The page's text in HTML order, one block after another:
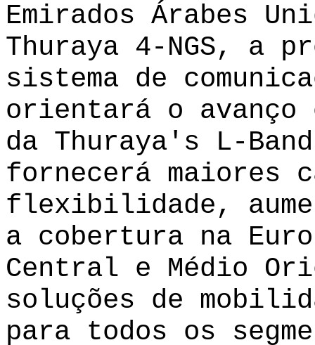
Emirados Árabes
Thuraya 4-NGS, a
sistema de
orientará o avanço
da Thuraya's L-
fornecerá maiores
flexibilidade,
a cobertura na
Central e Médio
soluções de
para todos os